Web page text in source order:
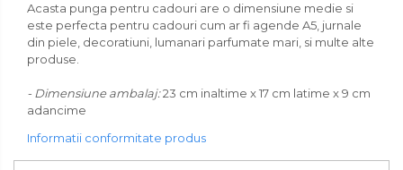
Acasta punga pentru cadouri are o dimensiune medie si
este perfecta pentru cadouri cum ar fi agende A5, jurnale
din piele, decoratiuni, lumanari parfumate mari, si multe alte
produse.
- Dimensiune ambalaj:23 cm inaltime x 17 cm latime x 9 cm
adancime
Informatii conformitate produs